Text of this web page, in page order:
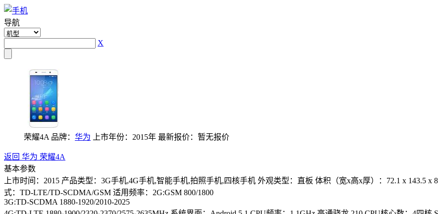
导航
X
荣耀4A 品牌： 华为 上市年份：2015年 最新报价：暂无报价
返回 华为 荣耀4A
基本参数
上市时间：2015 产品类型：3G手机,4G手机,智能手机,拍照手机,四核手机 外观类型：直板 体积（宽x高x厚）：72.1 x 143.5 x
式：TD-LTE/TD-SCDMA/GSM 适用频率：2G:GSM 800/1800
3G:TD-SCDMA 1880-1920/2010-2025